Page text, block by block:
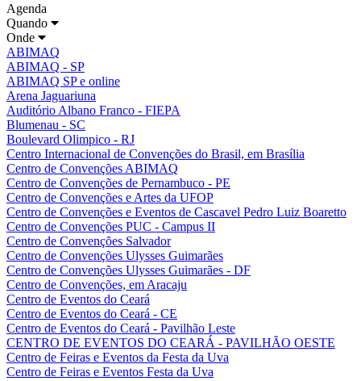
Agenda
Quando
Onde
ABIMAQ
ABIMAQ - SP
ABIMAQ SP e online
Arena Jaguariuna
Auditório Albano Franco - FIEPA
Blumenau - SC
Boulevard Olimpico - RJ
Centro Internacional de Convenções do Brasil, em Brasília
Centro de Convenções ABIMAQ
Centro de Convenções de Pernambuco - PE
Centro de Convenções e Artes da UFOP
Centro de Convenções e Eventos de Cascavel Pedro Luiz Boaretto
Centro de Convenções PUC - Campus II
Centro de Convenções Salvador
Centro de Convenções Ulysses Guimarães
Centro de Convenções Ulysses Guimarães - DF
Centro de Convenções, em Aracaju
Centro de Eventos do Ceará
Centro de Eventos do Ceará - CE
Centro de Eventos do Ceará - Pavilhão Leste
CENTRO DE EVENTOS DO CEARÁ - PAVILHÃO OESTE
Centro de Feiras e Eventos da Festa da Uva
Centro de Feiras e Eventos Festa da Uva